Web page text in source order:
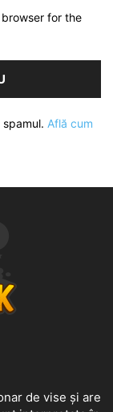
for the
Află cum
de vise și are